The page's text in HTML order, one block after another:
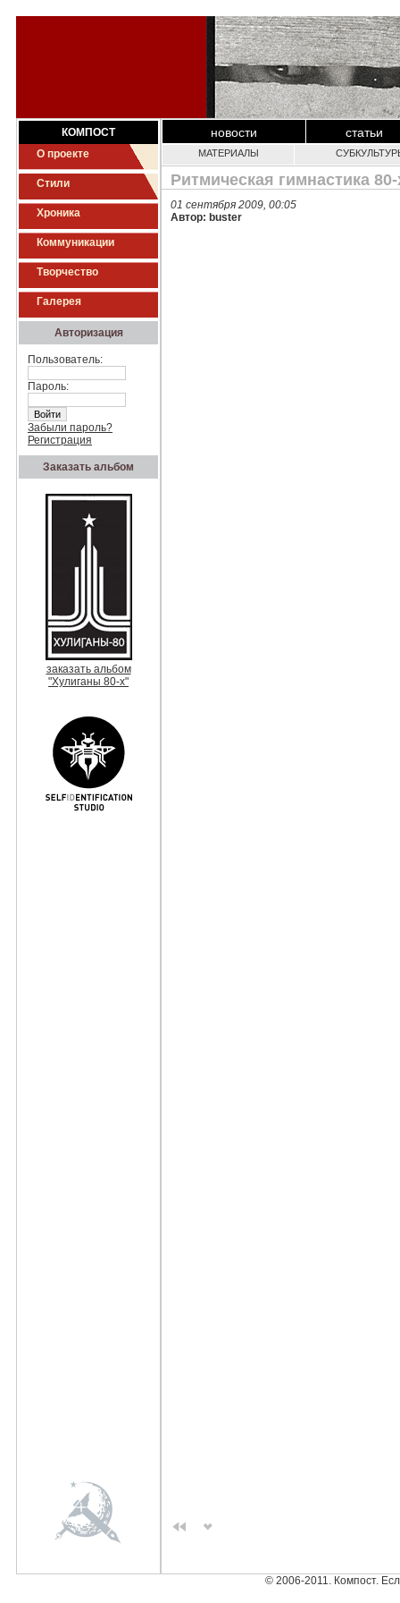
КОМПОСТ
О проекте
Стили
Хроника
Коммуникации
Творчество
Галерея
Авторизация
Пользователь:
Пароль:
Забыли пароль?
Регистрация
Заказать альбом
заказать альбом
"Хулиганы 80-х"
новости статьи
МАТЕРИАЛЫ
Ритмическая гимнастика 80-
01 сентября 2009, 00:05
Автор: buster
© 2006-2011. Компост.